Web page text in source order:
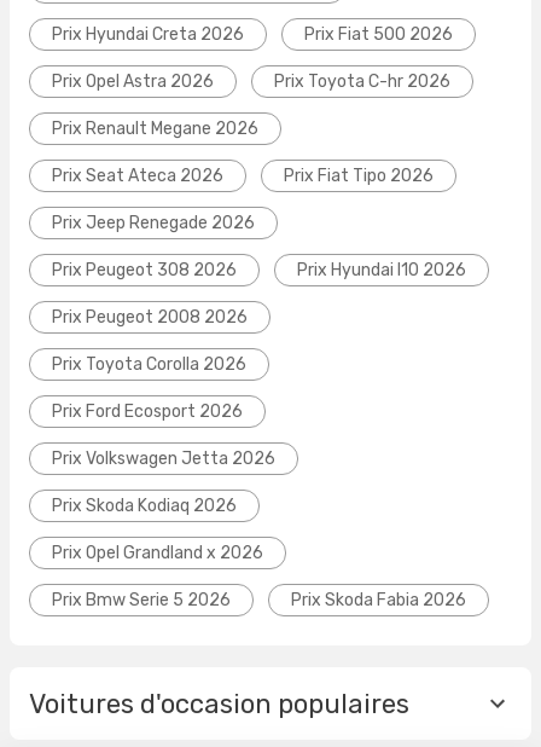
Prix Hyundai Creta 2026 Prix Fiat 500 2026
Prix Opel Astra 2026 Prix Toyota C-hr 2026
Prix Renault Megane 2026
Prix Seat Ateca 2026 Prix Fiat Tipo 2026
Prix Jeep Renegade 2026
Prix Peugeot 308 2026 Prix Hyundai I10 2026
Prix Peugeot 2008 2026
Prix Toyota Corolla 2026
Prix Ford Ecosport 2026
Prix Volkswagen Jetta 2026
Prix Skoda Kodiaq 2026
Prix Opel Grandland x 2026
Prix Bmw Serie 5 2026 Prix Skoda Fabia 2026
Voitures d'occasion populaires